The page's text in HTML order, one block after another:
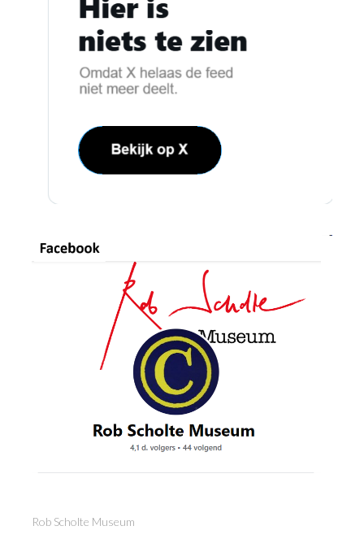
Rob Scholte Museum